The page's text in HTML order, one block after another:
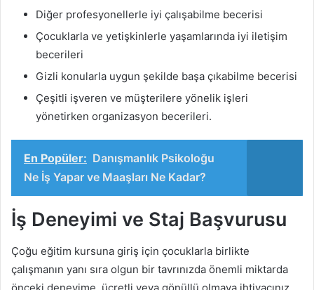
Diğer profesyonellerle iyi çalışabilme becerisi
Çocuklarla ve yetişkinlerle yaşamlarında iyi iletişim
becerileri
Gizli konularla uygun şekilde başa çıkabilme becerisi
Çeşitli işveren ve müşterilere yönelik işleri
yönetirken organizasyon becerileri.
En Popüler: Danışmanlık Psikoloğu
Ne İş Yapar ve Maaşları Ne Kadar?
İş Deneyimi ve Staj Başvurusu
Çoğu eğitim kursuna giriş için çocuklarla birlikte
çalışmanın yanı sıra olgun bir tavrınızda önemli miktarda
önceki deneyime, ücretli veya gönüllü olmaya ihtiyacınız